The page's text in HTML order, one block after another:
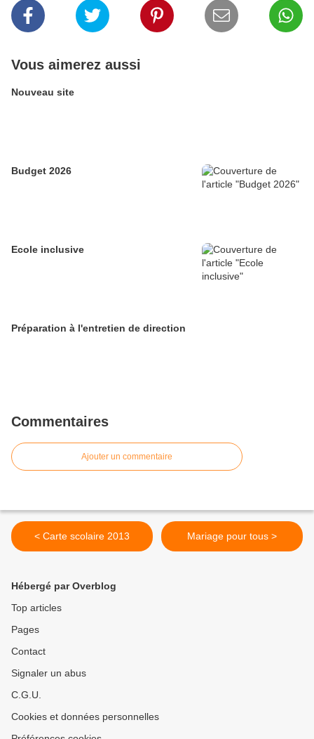
Vous aimerez aussi
Nouveau site
Budget 2026
Ecole inclusive
Préparation à l'entretien de direction
Commentaires
Ajouter un commentaire
< Carte scolaire 2013 Mariage pour tous >
Hébergé par Overblog
Top articles
Pages
Contact
Signaler un abus
C.G.U.
Cookies et données personnelles